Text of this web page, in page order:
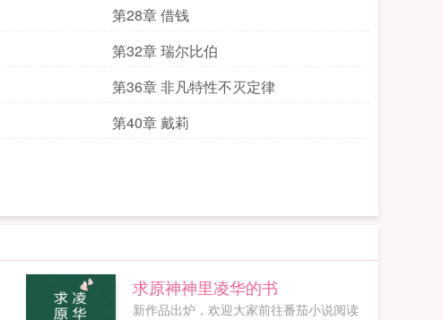
第28章 借钱
第32章 瑞尔比伯
第36章 非凡特性不灭定律
第40章 戴莉
求原神神里凌华的书
新作品出炉，欢迎大家前往番茄小说阅读